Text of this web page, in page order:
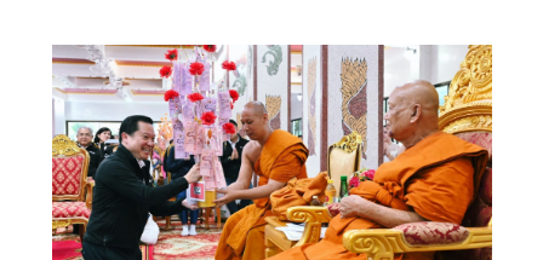
จัดงาน “ทศวรรษแห่งการพัฒนา สืบสาน รักษา ต่อยอด ใต้ร่ม
พระบารมี” เพื่อเทิดพระเกียรติพระบาทสมเด็จพระเจ้าอยู่หัว
เนื่องในโอกาสวันเฉลิมพระชนมพรรษา 28 กรกฎาคม 2569
และครบ 10 ปีแห่งการครองสิริราชสมบัติ